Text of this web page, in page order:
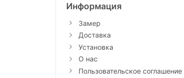
Информация
Замер
Доставка
Установка
О нас
Пользовательское соглашение